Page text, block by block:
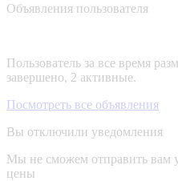
Объявления пользователя
Пользователь за все время
завершено, 2 активные.
Посмотреть все объявления
Вы отключили уведомления
Мы не сможем отправить вам
цены